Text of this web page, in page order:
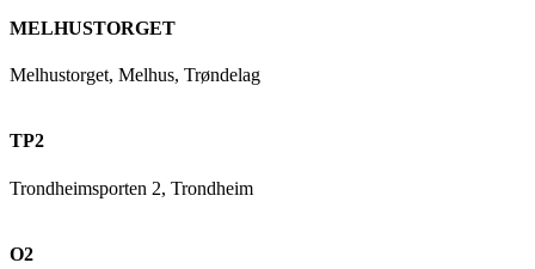
MELHUSTORGET
Melhustorget, Melhus, Trøndelag
TP2
Trondheimsporten 2, Trondheim
O2